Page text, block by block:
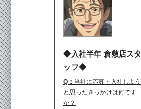
◆入社半年 倉敷店スタ
ッフ◆
Q： 当社に応募・入社しよう
と思ったきっかけは何です
か？